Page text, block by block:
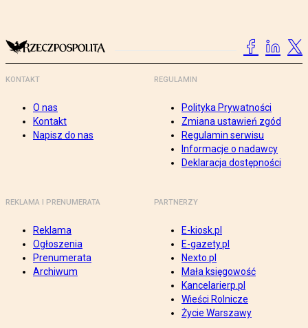
KONTAKT
O nas
Kontakt
Napisz do nas
REGULAMIN
Polityka Prywatności
Zmiana ustawień zgód
Regulamin serwisu
Informacje o nadawcy
Deklaracja dostępności
REKLAMA I PRENUMERATA
Reklama
Ogłoszenia
Prenumerata
Archiwum
PARTNERZY
E-kiosk.pl
E-gazety.pl
Nexto.pl
Mała księgowość
Kancelarierp.pl
Wieści Rolnicze
Życie Warszawy